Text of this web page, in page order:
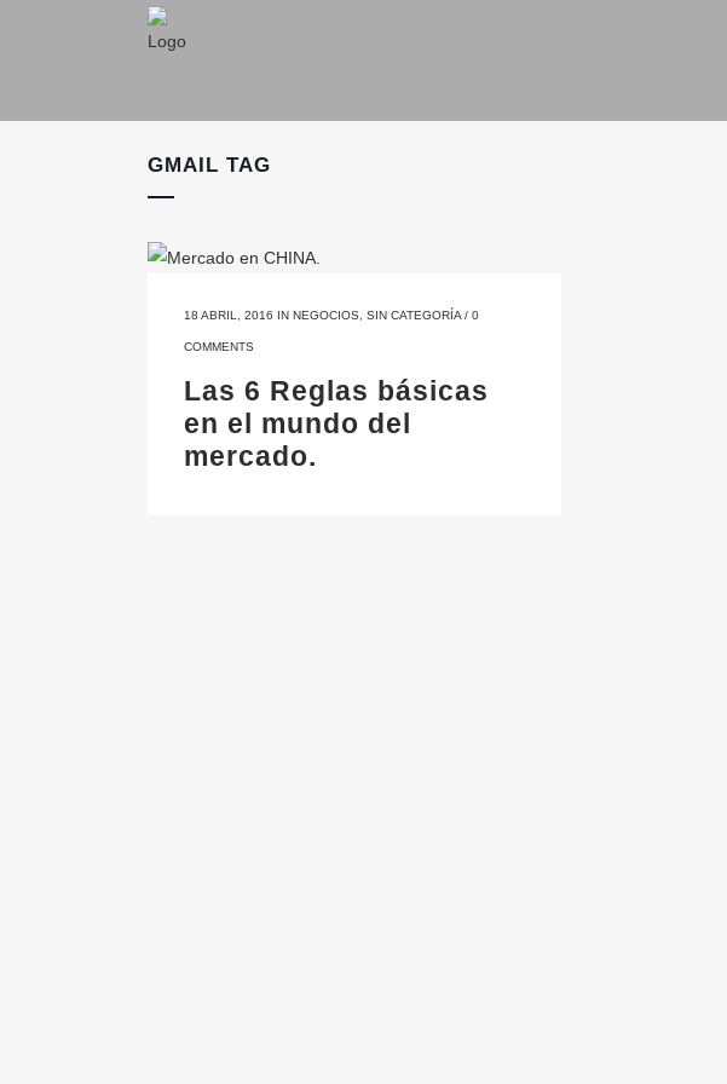
GMAIL TAG
18 ABRIL, 2016 IN NEGOCIOS SIN CATEGORÍA / 0
COMMENTS
Las 6 Reglas básicas
en el mundo del
mercado.